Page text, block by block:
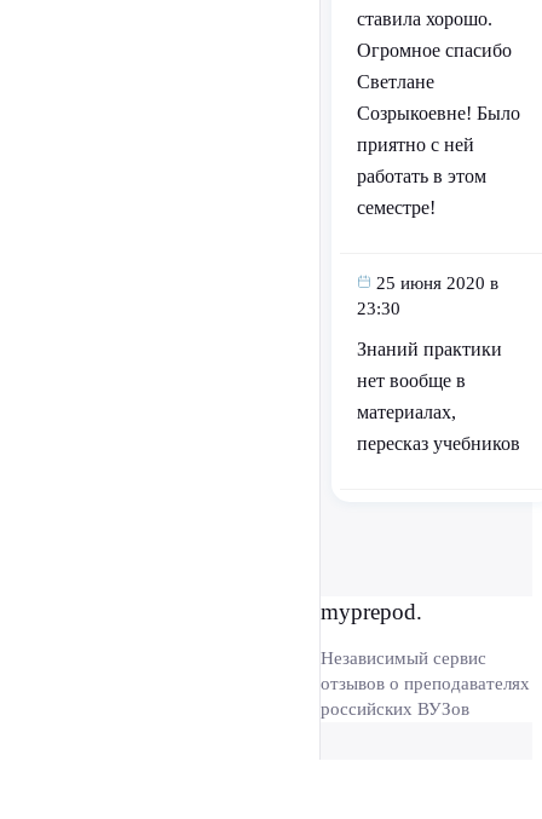
ставила хорошо.
Огромное спасибо
Светлане
Созрыкоевне! Было
приятно с ней
работать в этом
семестре!
25 июня 2020 в
23:30
Знаний практики
нет вообще в
материалах,
пересказ учебников
myprepod.
Независимый сервис
отзывов о преподавателях
российских ВУЗов